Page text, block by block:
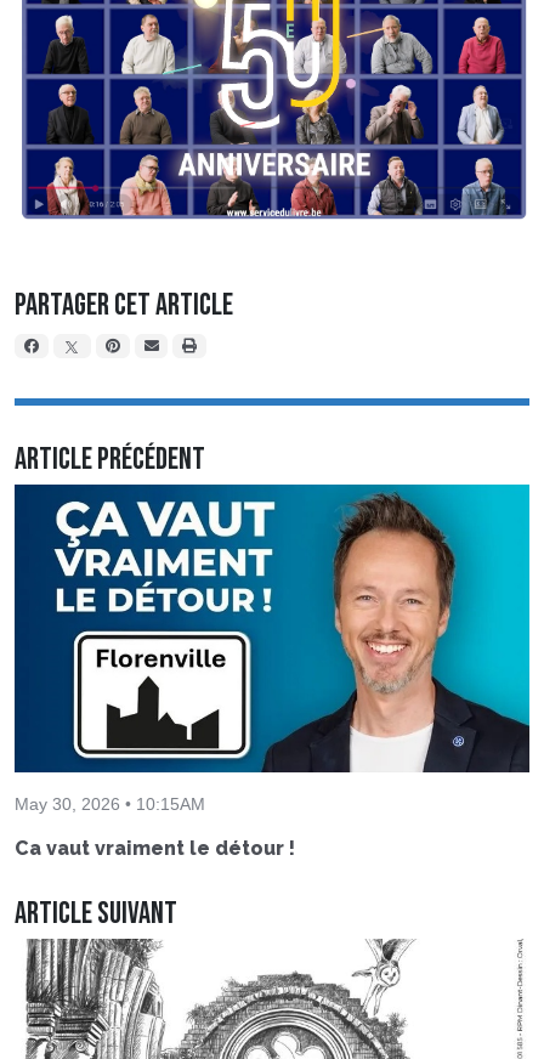
Partager cet article
Article précédent
May 30, 2026 • 10:15AM
Ca vaut vraiment le détour !
Article suivant